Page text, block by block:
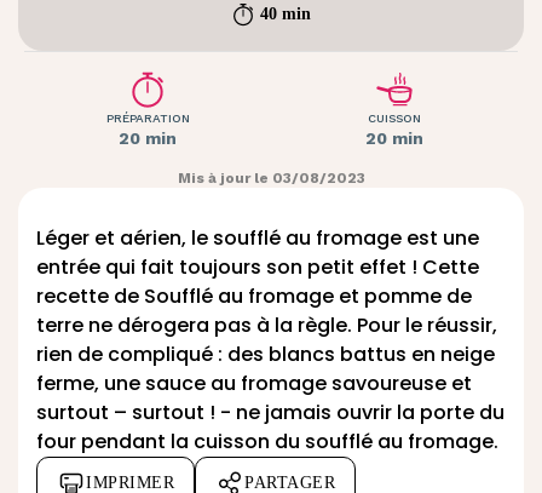
40 min
PRÉPARATION
20 min
CUISSON
20 min
Mis à jour le 03/08/2023
Léger et aérien, le soufflé au fromage est une
entrée qui fait toujours son petit effet ! Cette
recette de Soufflé au fromage et pomme de
terre ne dérogera pas à la règle. Pour le réussir,
rien de compliqué : des blancs battus en neige
ferme, une sauce au fromage savoureuse et
surtout – surtout ! - ne jamais ouvrir la porte du
four pendant la cuisson du soufflé au fromage.
IMPRIMER PARTAGER